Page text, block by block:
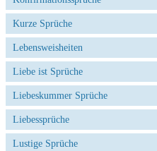
Kurze Sprüche
Lebensweisheiten
Liebe ist Sprüche
Liebeskummer Sprüche
Liebessprüche
Lustige Sprüche